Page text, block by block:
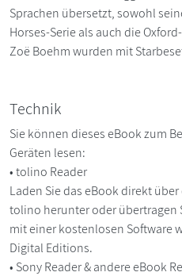
Sprachen übersetzt, sowohl
Horses-Serie als auch die
Zoë Boehm wurden mit
Technik
Sie können dieses eBook zum
Geräten lesen:
• tolino Reader
Laden Sie das eBook direkt
tolino herunter oder übertragen
mit einer kostenlosen Software
Digital Editions.
• Sony Reader & andere eBook